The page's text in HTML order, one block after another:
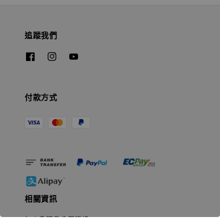
追蹤我們
付款方式
相關資訊